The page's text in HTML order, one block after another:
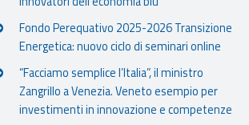
Fondo Perequativo 2025-2026 Transizione
Energetica: nuovo ciclo di seminari online
“Facciamo semplice l’Italia”, il ministro
Zangrillo a Venezia. Veneto esempio per
investimenti in innovazione e competenze